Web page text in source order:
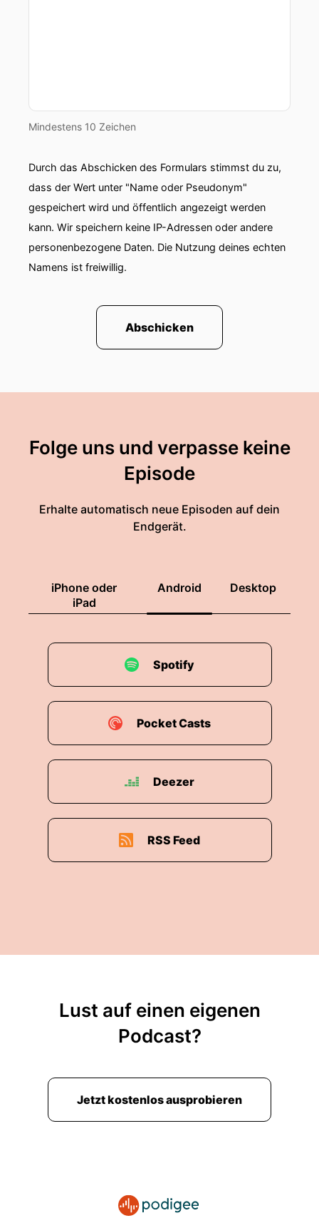
Mindestens 10 Zeichen
Durch das Abschicken des Formulars stimmst du zu,
dass der Wert unter "Name oder Pseudonym"
gespeichert wird und öffentlich angezeigt werden
kann. Wir speichern keine IP-Adressen oder andere
personenbezogene Daten. Die Nutzung deines echten
Namens ist freiwillig.
Abschicken
Folge uns und verpasse keine
Episode
Erhalte automatisch neue Episoden auf dein
Endgerät.
iPhone oder
iPad
Android Desktop
Spotify
Pocket Casts
Deezer
RSS Feed
Lust auf einen eigenen
Podcast?
Jetzt kostenlos ausprobieren